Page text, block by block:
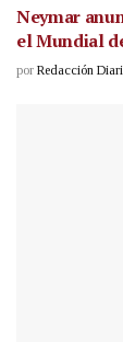
Neymar
el Mundial
por Redacción